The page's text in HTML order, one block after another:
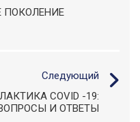
ПОКОЛЕНИЕ
Следующий
COVID -19:
И ОТВЕТЫ